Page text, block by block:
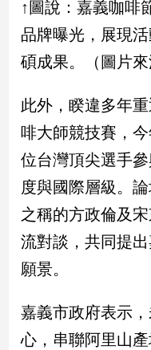
專
區
【我
觀
點】
↑圖說：嘉義咖啡
品牌曝光，展現
碩成果。（圖片來
此外，睽違多年
啡大師競技賽，
位台灣頂尖選手
度與國際層級。
之稱的方政倫及
流對談，共同提
願景。
嘉義市政府表示
心，串聯阿里山